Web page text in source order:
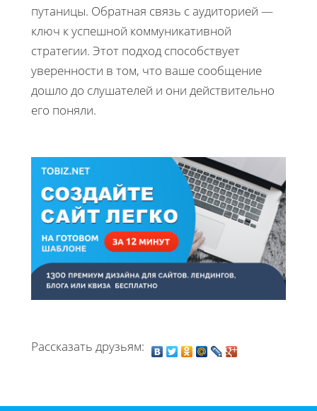
путаницы. Обратная связь с аудиторией —
ключ к успешной коммуникативной
стратегии. Этот подход способствует
уверенности в том, что ваше сообщение
дошло до слушателей и они действительно
его поняли.
Рассказать друзьям: